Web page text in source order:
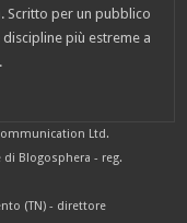
Scritto per un pubblico
più estreme a
Ltd.
Blogosphera - reg.
(TN) - direttore